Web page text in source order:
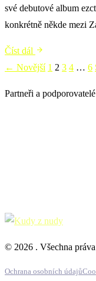
své debutové album
konkrétně někde mezi
Číst dál
Stránkování
příspěvků
← Novější 1 2 3 4 … 6
Partneři a podporovatelé
© 2026 . Všechna
Ochrana osobních údajů